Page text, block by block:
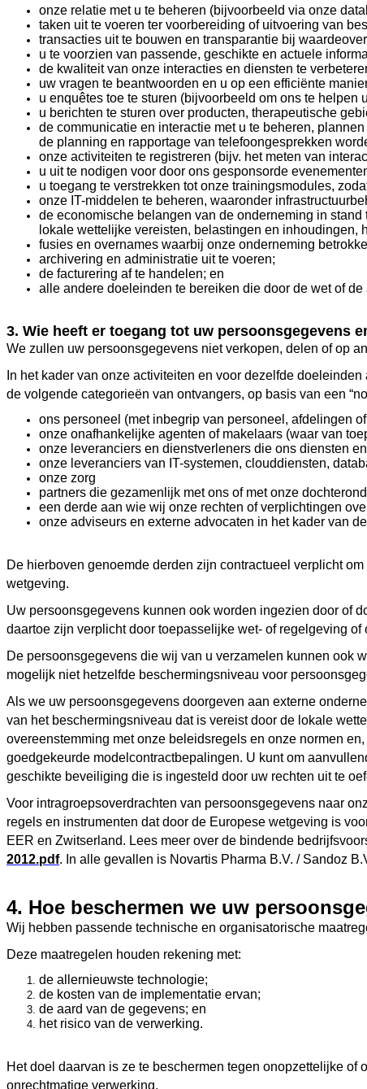
onze relatie met u te beheren (bijvoorbeeld via onze
taken uit te voeren ter voorbereiding of uitvoering van
transacties uit te bouwen en transparantie bij
u te voorzien van passende, geschikte en actuele
de kwaliteit van onze interacties en diensten te
uw vragen te beantwoorden en u op een efficiënte
u enquêtes toe te sturen (bijvoorbeeld om ons te helpen
u berichten te sturen over producten, therapeutische
de communicatie en interactie met u te beheren,
de planning en rapportage van telefoongesprekken
onze activiteiten te registreren (bijv. het meten van
u uit te nodigen voor door ons gesponsorde
u toegang te verstrekken tot onze trainingsmodules,
onze IT-middelen te beheren, waaronder
de economische belangen van de onderneming in
lokale wettelijke vereisten, belastingen en
fusies en overnames waarbij onze onderneming
archivering en administratie uit te voeren;
de facturering af te handelen; en
alle andere doeleinden te bereiken die door de wet of
3. Wie heeft er toegang tot uw persoonsgegevens
We zullen uw persoonsgegevens niet verkopen, delen of op
In het kader van onze activiteiten en voor dezelfde
de volgende categorieën van ontvangers, op basis van een
ons personeel (met inbegrip van personeel, afdelingen
onze onafhankelijke agenten of makelaars (waar van
onze leveranciers en dienstverleners die ons diensten
onze leveranciers van IT-systemen, clouddiensten,
onze zorg
partners die gezamenlijk met ons of met onze
een derde aan wie wij onze rechten of verplichtingen
onze adviseurs en externe advocaten in het kader van
De hierboven genoemde derden zijn contractueel verplicht
wetgeving.
Uw persoonsgegevens kunnen ook worden ingezien door of
daartoe zijn verplicht door toepasselijke wet- of regelgeving of
De persoonsgegevens die wij van u verzamelen kunnen ook
mogelijk niet hetzelfde beschermingsniveau voor
Als we uw persoonsgegevens doorgeven aan externe
van het beschermingsniveau dat is vereist door de lokale
overeenstemming met onze beleidsregels en onze normen
goedgekeurde modelcontractbepalingen. U kunt om
geschikte beveiliging die is ingesteld door uw rechten uit te
Voor intragroepsoverdrachten van persoonsgegevens naar
regels en instrumenten dat door de Europese wetgeving is
EER en Zwitserland. Lees meer over de bindende
2012.pdf. In alle gevallen is Novartis Pharma B.V. / Sandoz
4. Hoe beschermen we uw
Wij hebben passende technische en organisatorische
Deze maatregelen houden rekening met:
de allernieuwste technologie;
de kosten van de implementatie ervan;
de aard van de gegevens; en
het risico van de verwerking.
Het doel daarvan is ze te beschermen tegen onopzettelijke
onrechtmatige verwerking.